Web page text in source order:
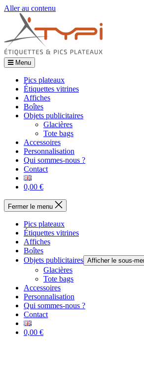
Aller au contenu
Menu
Pics plateaux
Étiquettes vitrines
Affiches
Boîtes
Objets publicitaires
Glacières
Tote bags
Accessoires
Personnalisation
Qui sommes-nous ?
Contact
0,00 €
Fermer le menu
Pics plateaux
Étiquettes vitrines
Affiches
Boîtes
Objets publicitaires Afficher le sous-
Glacières
Tote bags
Accessoires
Personnalisation
Qui sommes-nous ?
Contact
0,00 €